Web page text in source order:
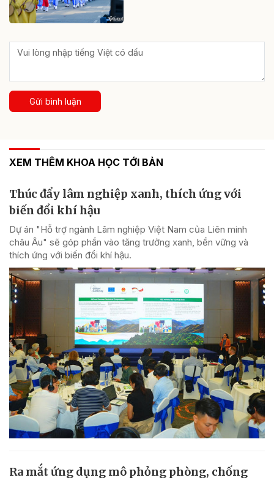
Gửi bình luận
XEM THÊM KHOA HỌC TỚI BẢN
Thúc đẩy lâm nghiệp xanh, thích ứng với
biến đổi khí hậu
Dự án "Hỗ trợ ngành Lâm nghiệp Việt Nam của Liên minh
châu Âu" sẽ góp phần vào tăng trưởng xanh, bền vững và
thích ứng với biến đổi khí hậu.
Ra mắt ứng dụng mô phỏng phòng, chống